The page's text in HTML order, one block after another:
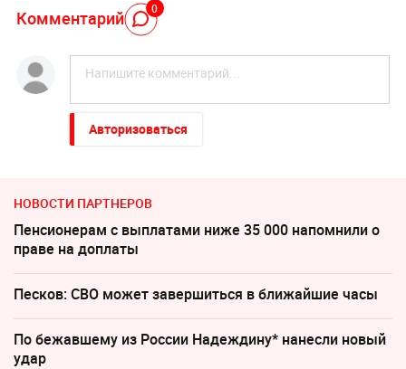
Комментарий 0
Авторизоваться
НОВОСТИ ПАРТНЕРОВ
Пенсионерам с выплатами ниже 35 000 напомнили о
праве на доплаты
Песков: СВО может завершиться в ближайшие часы
По бежавшему из России Надеждину* нанесли новый
удар